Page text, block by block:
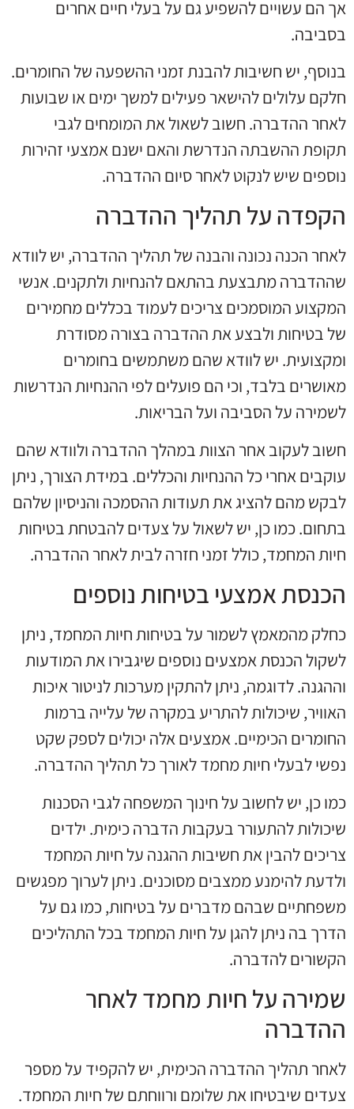
אך הם עשויים להשפיע גם על בעלי חיים אחרים
בסביבה.
בנוסף, יש חשיבות להבנת זמני ההשפעה של החומרים.
חלקם עלולים להישאר פעילים למשך ימים או שבועות
לאחר ההדברה. חשוב לשאול את המומחים לגבי
תקופת ההשבתה הנדרשת והאם ישנם אמצעי זהירות
נוספים שיש לנקוט לאחר סיום ההדברה.
הקפדה על תהליך ההדברה
לאחר הכנה נכונה והבנה של תהליך ההדברה, יש לוודא
שההדברה מתבצעת בהתאם להנחיות ולתקנים. אנשי
המקצוע המוסמכים צריכים לעמוד בכללים מחמירים
של בטיחות ולבצע את ההדברה בצורה מסודרת
ומקצועית. יש לוודא שהם משתמשים בחומרים
מאושרים בלבד, וכי הם פועלים לפי ההנחיות הנדרשות
לשמירה על הסביבה ועל הבריאות.
חשוב לעקוב אחר הצוות במהלך ההדברה ולוודא שהם
עוקבים אחרי כל ההנחיות והכללים. במידת הצורך, ניתן
לבקש מהם להציג את תעודות ההסמכה והניסיון שלהם
בתחום. כמו כן, יש לשאול על צעדים להבטחת בטיחות
חיות המחמד, כולל זמני חזרה לבית לאחר ההדברה.
הכנסת אמצעי בטיחות נוספים
כחלק מהמאמץ לשמור על בטיחות חיות המחמד, ניתן
לשקול הכנסת אמצעים נוספים שיגבירו את המודעות
וההגנה. לדוגמה, ניתן להתקין מערכות לניטור איכות
האוויר, שיכולות להתריע במקרה של עלייה ברמות
החומרים הכימיים. אמצעים אלה יכולים לספק שקט
נפשי לבעלי חיות מחמד לאורך כל תהליך ההדברה.
כמו כן, יש לחשוב על חינוך המשפחה לגבי הסכנות
שיכולות להתעורר בעקבות הדברה כימית. ילדים
צריכים להבין את חשיבות ההגנה על חיות המחמד
ולדעת להימנע ממצבים מסוכנים. ניתן לערוך מפגשים
משפחתיים שבהם מדברים על בטיחות, כמו גם על
הדרך בה ניתן להגן על חיות המחמד בכל התהליכים
הקשורים להדברה.
שמירה על חיות מחמד לאחר
ההדברה
לאחר תהליך ההדברה הכימית, יש להקפיד על מספר
צעדים שיבטיחו את שלומם ורווחתם של חיות המחמד.